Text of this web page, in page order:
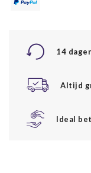
14
Altijd
Ideal